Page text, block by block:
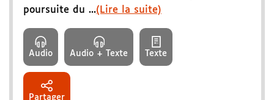
poursuite du ...(Lire la suite)
Audio Audio + Texte Texte
Partager